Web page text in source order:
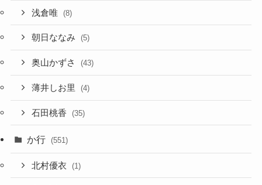
浅倉唯 (8)
朝日ななみ (5)
奥山かずさ (43)
薄井しお里 (4)
石田桃香 (35)
か行 (551)
北村優衣 (1)